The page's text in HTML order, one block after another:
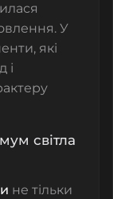
У
які
і
світла
не тільки